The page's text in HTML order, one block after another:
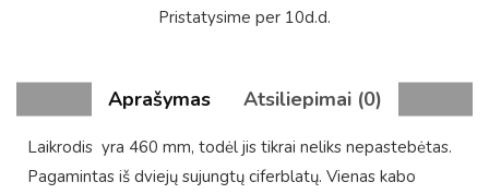
Pristatysime per 10d.d.
Aprašymas Atsiliepimai (0)
Laikrodis yra 460 mm, todėl jis tikrai neliks nepastebėtas.
Pagamintas iš dviejų sujungtų ciferblatų. Vienas kabo